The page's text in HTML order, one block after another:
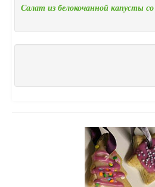
Салат из белокочанной капусты